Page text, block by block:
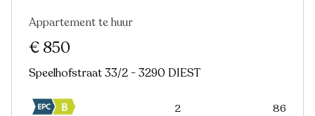
Appartement te huur
€ 850
Speelhofstraat 33/2 - 3290 DIEST
2 86